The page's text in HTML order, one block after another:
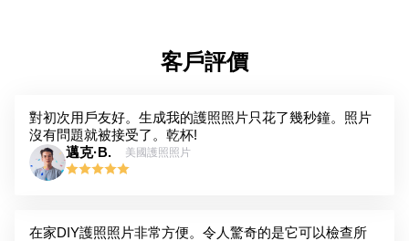
客戶評價
對初次用戶友好。生成我的護照照片只花了幾秒鐘。照片
沒有問題就被接受了。乾杯!
邁克·B.
美國護照照片
在家DIY護照照片非常方便。令人驚奇的是它可以檢查所